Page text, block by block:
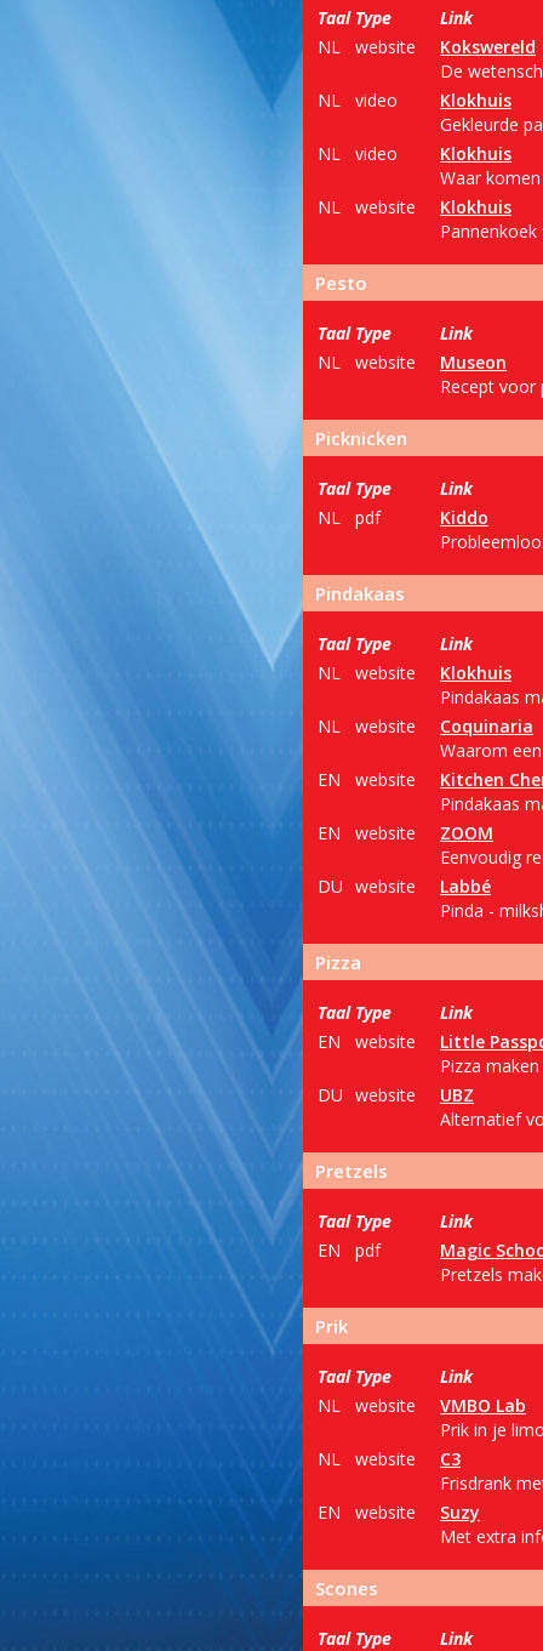
Taal Type
Link
NL
website
Kokswereld
De
NL
video
Klokhuis
Gekleurde
NL
video
Klokhuis
Waar
NL
website
Klokhuis
Pesto
Taal Type
Link
NL
website
Museon
Recept voor
Picknicken
Taal Type
Link
NL
pdf
Kiddo
Pindakaas
Taal Type
Link
NL
website
Klokhuis
Pindakaas
NL
website
Coquinaria
Waarom
EN
website
Kitchen
Pindakaas
EN
website
ZOOM
Eenvoudig
DU website
Labbé
Pinda -
Pizza
Taal Type
Link
EN
website
Little
Pizza
DU website
UBZ
Alternatief
Pretzels
Taal Type
Link
EN
pdf
Magic
Pretzels
Prik
Taal Type
Link
NL
website
VMBO Lab
Prik in je
NL
website
C3
Frisdrank
EN
website
Suzy
Met extra
Scones
Taal Type
Link